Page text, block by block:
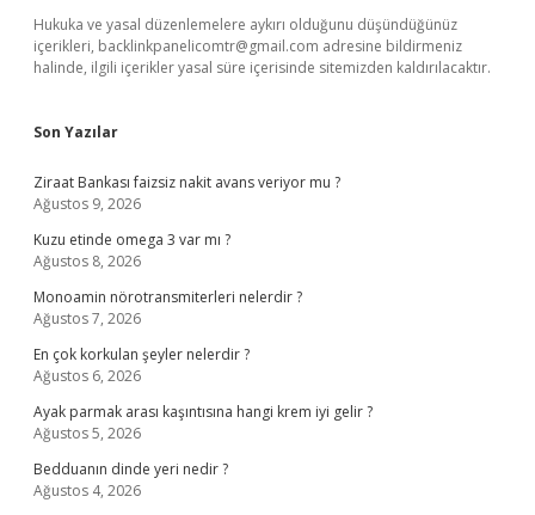
Hukuka ve yasal düzenlemelere aykırı olduğunu düşündüğünüz
içerikleri, backlinkpanelicomtr@gmail.com adresine bildirmeniz
halinde, ilgili içerikler yasal süre içerisinde sitemizden kaldırılacaktır.
Son Yazılar
Ziraat Bankası faizsiz nakit avans veriyor mu ?
Ağustos 9, 2026
Kuzu etinde omega 3 var mı ?
Ağustos 8, 2026
Monoamin nörotransmiterleri nelerdir ?
Ağustos 7, 2026
En çok korkulan şeyler nelerdir ?
Ağustos 6, 2026
Ayak parmak arası kaşıntısına hangi krem iyi gelir ?
Ağustos 5, 2026
Bedduanın dinde yeri nedir ?
Ağustos 4, 2026